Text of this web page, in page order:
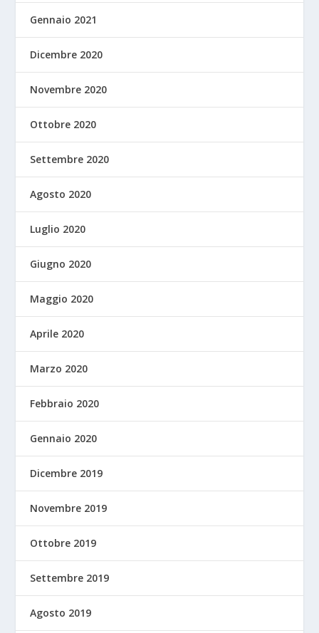
Gennaio 2021
Dicembre 2020
Novembre 2020
Ottobre 2020
Settembre 2020
Agosto 2020
Luglio 2020
Giugno 2020
Maggio 2020
Aprile 2020
Marzo 2020
Febbraio 2020
Gennaio 2020
Dicembre 2019
Novembre 2019
Ottobre 2019
Settembre 2019
Agosto 2019